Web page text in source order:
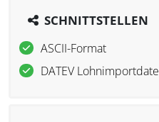
SCHNITTSTELLEN
ASCII-Format
DATEV